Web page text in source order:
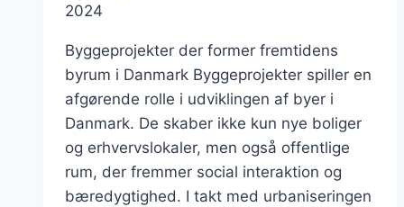
2024
Byggeprojekter der former fremtidens
byrum i Danmark Byggeprojekter spiller en
afgørende rolle i udviklingen af byer i
Danmark. De skaber ikke kun nye boliger
og erhvervslokaler, men også offentlige
rum, der fremmer social interaktion og
bæredygtighed. I takt med urbaniseringen